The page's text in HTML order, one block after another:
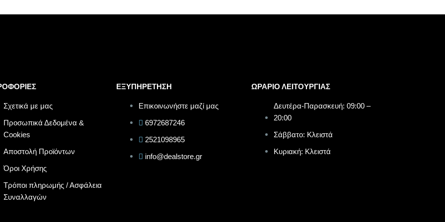
Σχετικά με μας
Προσωπικά Δεδομένα &
Cookies
Αποστολή Προϊόντων
Όροι Χρήσης
Τρόποι πληρωμής / Ασφάλεια
Συναλλαγών
ΕΞΥΠΗΡΕΤΗΣΗ
Επικοινωνήστε μαζί μας
6972687246
2521098965
info@dealstore.gr
ΩΡΑΡΙΟ ΛΕΙΤΟΥΡΓΙΑΣ​
Δευτέρα-Παρασκευή: 09:00 –
20:00
Σάββατο: Κλειστά
Κυριακή: Κλειστά